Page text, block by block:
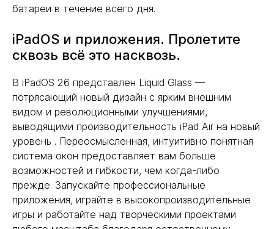
батареи в течение всего дня.
iPadOS и приложения. Пролетите
сквозь всё это насквозь.
В iPadOS 26 представлен Liquid Glass —
потрясающий новый дизайн с ярким внешним
видом и революционными улучшениями,
выводящими производительность iPad Air на новый
уровень . Переосмысленная, интуитивно понятная
система окон предоставляет вам больше
возможностей и гибкости, чем когда-либо
прежде. Запускайте профессиональные
приложения, играйте в высокопроизводительные
игры и работайте над творческими проектами